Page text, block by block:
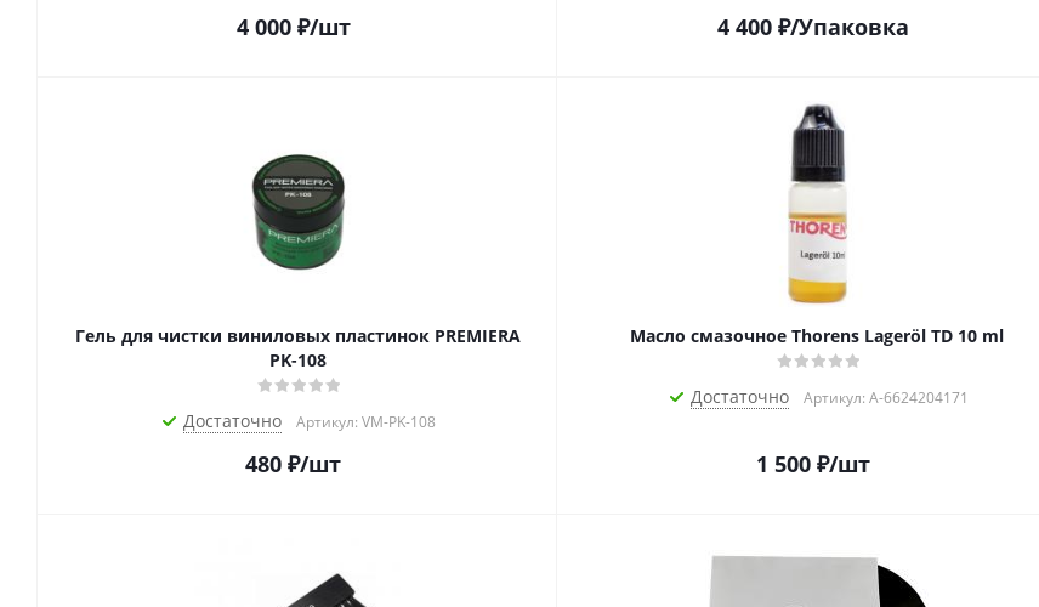
4 000₽/шт 4 400₽/Упаковка
Гель для чистки виниловых пластинок PREMIERA
PK-108
Достаточно Артикул: VM-PK-108
480 ₽/шт
Масло смазочное Thorens Lageröl TD 10 ml
Достаточно Артикул: A-6624204171
1 500₽/шт